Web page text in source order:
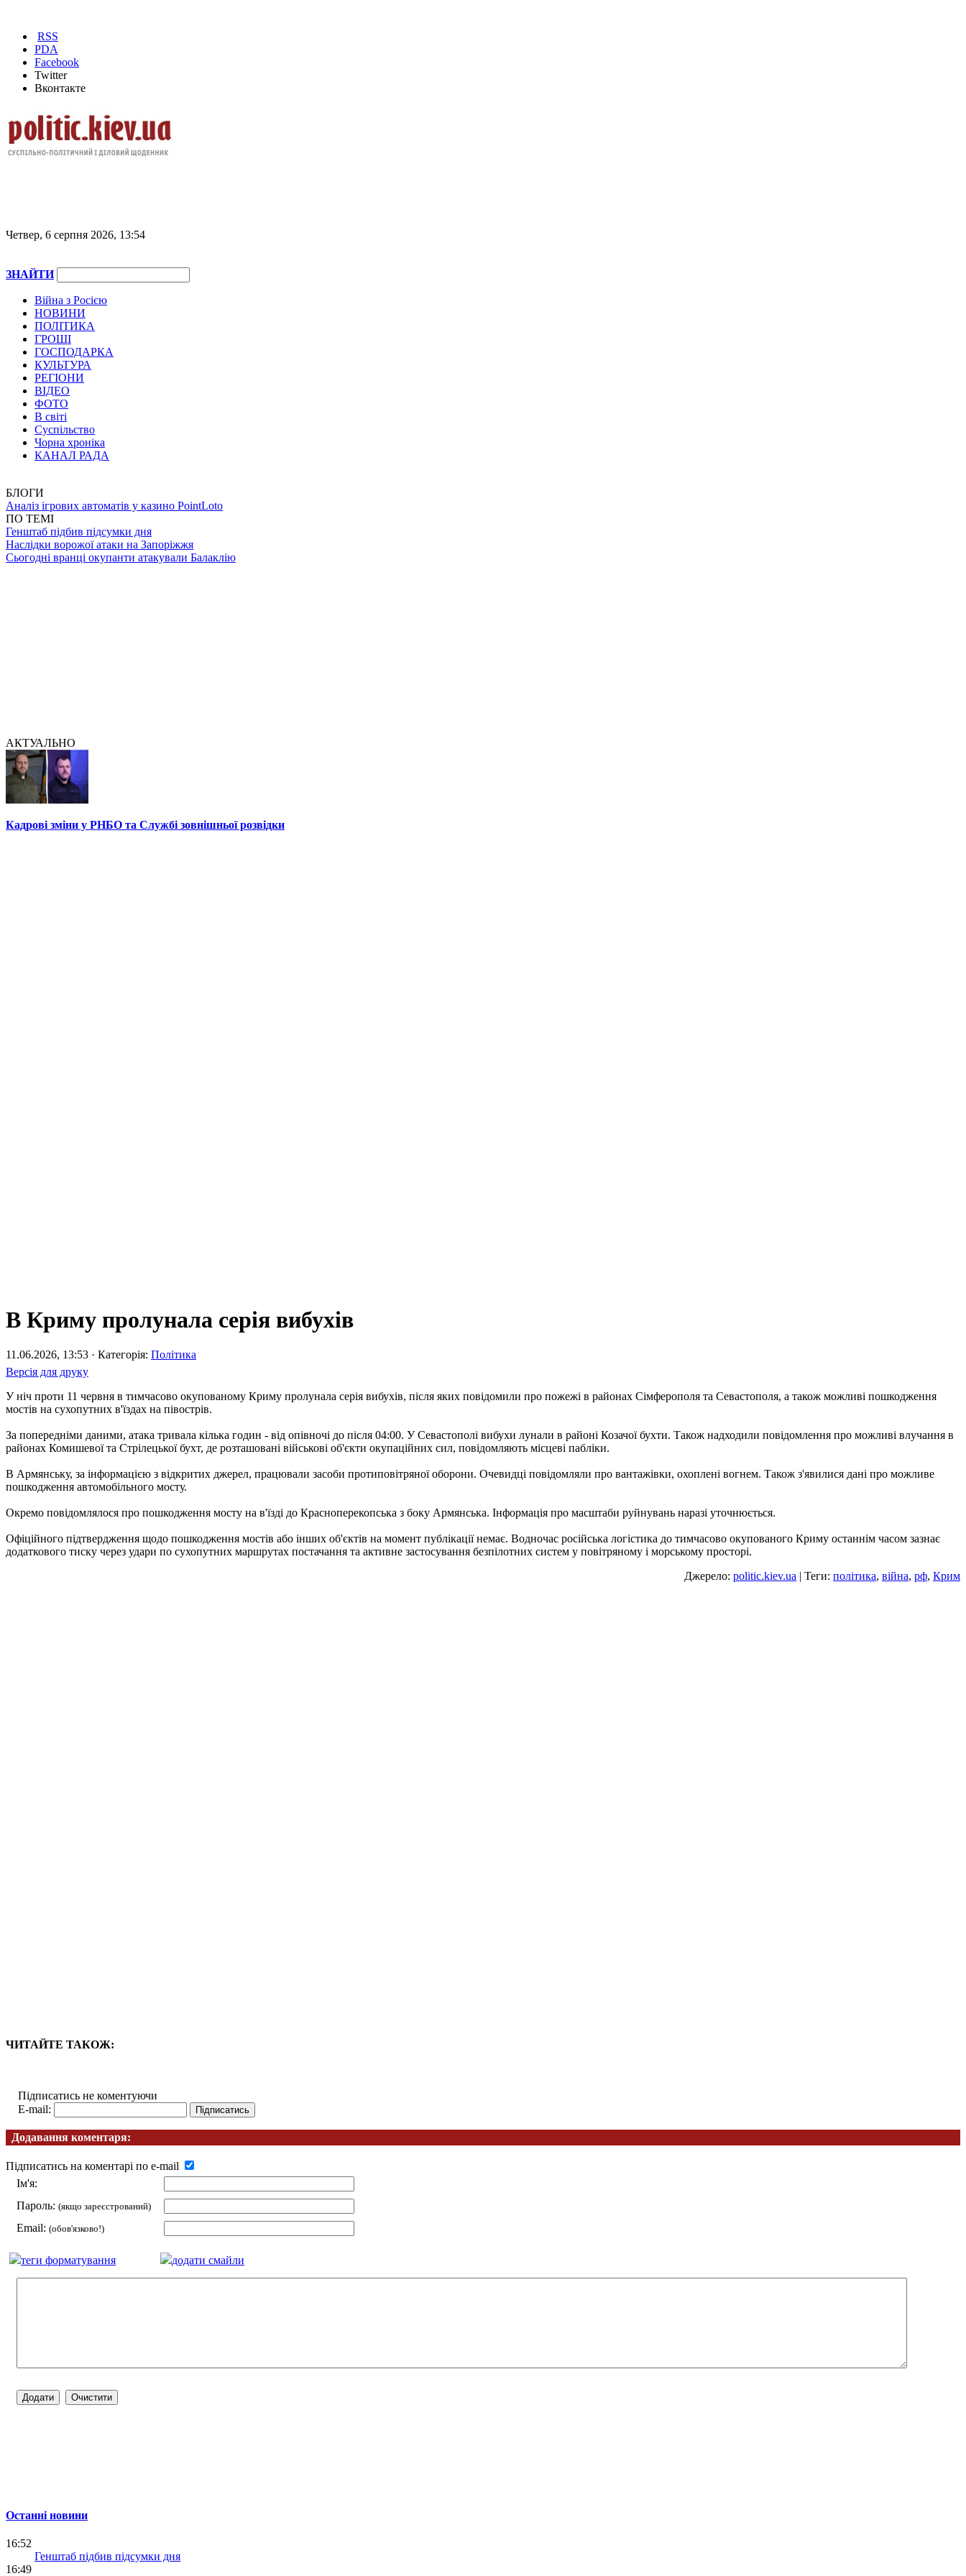
RSS
PDA
Facebook
Twitter
Вконтакте
Четвер, 6 серпня 2026, 13:54
ЗНАЙТИ
Війна з Росією
НОВИНИ
ПОЛІТИКА
ГРОШІ
ГОСПОДАРКА
КУЛЬТУРА
РЕГІОНИ
ВІДЕО
ФОТО
В світі
Суспільство
Чорна хроніка
КАНАЛ РАДА
БЛОГИ
Аналіз ігрових автоматів у казино PointLoto
ПО ТЕМІ
Генштаб підбив підсумки дня
Наслідки ворожої атаки на Запоріжжя
Сьогодні вранці окупанти атакували Балаклію
АКТУАЛЬНО
Кадрові зміни у РНБО та Службі зовнішньої розвідки
В Криму пролунала серія вибухів
11.06.2026, 13:53 · Категорія: Політика
Версія для друку
У ніч проти 11 червня в тимчасово окупованому Криму пролунала серія вибухів, після яких повідомили про пожежі в районах Сімферополя та Севастополя, а також можливі пошкодження
мостів на сухопутних в'їздах на півострів.
За попередніми даними, атака тривала кілька годин - від опівночі до після 04:00. У Севастополі вибухи лунали в районі Козачої бухти. Також надходили повідомлення про можливі влучання в
районах Комишевої та Стрілецької бухт, де розташовані військові об'єкти окупаційних сил, повідомляють місцеві пабліки.
В Армянську, за інформацією з відкритих джерел, працювали засоби протиповітряної оборони. Очевидці повідомляли про вантажівки, охоплені вогнем. Також з'явилися дані про можливе
пошкодження автомобільного мосту.
Окремо повідомлялося про пошкодження мосту на в'їзді до Красноперекопська з боку Армянська. Інформація про масштаби руйнувань наразі уточнюється.
Офіційного підтвердження щодо пошкодження мостів або інших об'єктів на момент публікації немає. Водночас російська логістика до тимчасово окупованого Криму останнім часом зазнає
додаткового тиску через удари по сухопутних маршрутах постачання та активне застосування безпілотних систем у повітряному і морському просторі.
Джерело: politic.kiev.ua | Теги: політика, війна, рф, Крим
ЧИТАЙТЕ ТАКОЖ:
Підписатись не коментуючи
E-mail:
Додавання коментаря:
Підписатись на коментарі по e-mail
Ім'я:
Пароль: (якщо зареєстрований)
Email: (обов'язково!)
теги форматування додати смайли
Останні новини
16:52
Генштаб підбив підсумки дня
16:49